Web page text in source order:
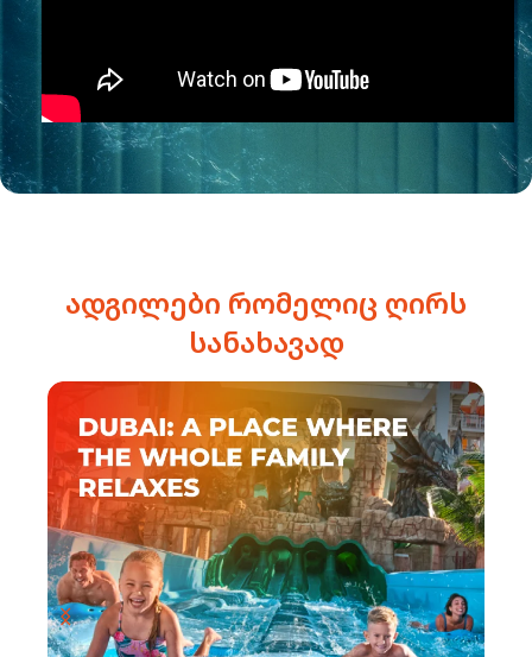
ადგილები რომელიც ღირს
სანახავად